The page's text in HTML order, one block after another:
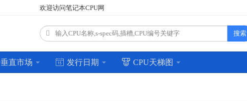
欢迎访问笔记本CPU网
搜索
垂直市场 发行日期 CPU天梯图